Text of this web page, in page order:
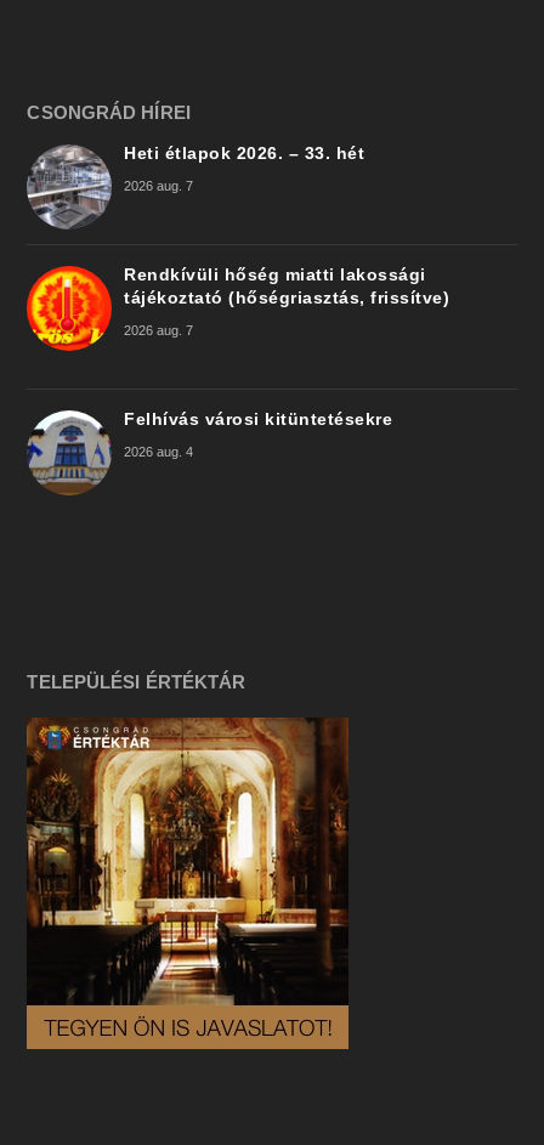
CSONGRÁD HÍREI
Heti étlapok 2026. – 33. hét
2026 aug. 7
Rendkívüli hőség miatti lakossági
tájékoztató (hőségriasztás, frissítve)
2026 aug. 7
Felhívás városi kitüntetésekre
2026 aug. 4
TELEPÜLÉSI ÉRTÉKTÁR